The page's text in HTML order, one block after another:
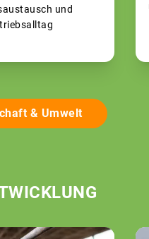
und
& Umwelt